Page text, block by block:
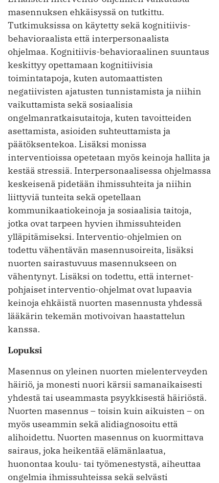
masennuksen ehkäisyssä on tutkittu.
Tutkimuksissa on käytetty sekä kognitiivis-
behavioraalista että interpersonaalista
ohjelmaa. Kognitiivis-behavioraalinen suuntaus
keskittyy opettamaan kognitiivisia
toimintatapoja, kuten automaattisten
negatiivisten ajatusten tunnistamista ja niihin
vaikuttamista sekä sosiaalisia
ongelmanratkaisutaitoja, kuten tavoitteiden
asettamista, asioiden suhteuttamista ja
päätöksen­tekoa. Lisäksi monissa
interventioissa opetetaan myös keinoja hallita ja
kestää stressiä. Interpersonaalisessa ohjelmassa
keskeisenä pidetään ihmissuhteita ja niihin
liittyviä tunteita sekä opetellaan
kommunikaatiokeinoja ja sosiaalisia taitoja,
jotka ovat tarpeen hyvien ihmissuhteiden
ylläpitämiseksi. Interventio-ohjelmien on
todettu vähentävän masennus­oireita, lisäksi
nuorten sairastuvuus masennukseen on
vähentynyt. Lisäksi on todettu, että internet-
pohjaiset interventio-ohjelmat ovat lupaavia
keinoja ehkäistä nuorten masennusta yhdessä
lääkärin tekemän motivoivan haastattelun
kanssa.
Lopuksi
Masennus on yleinen nuorten mielenterveyden
häiriö, ja monesti nuori kärsii samanaikaisesti
yhdestä tai useammasta psyykkisestä häiriöstä.
Nuorten masennus – toisin kuin aikuisten – on
myös useammin sekä alidiagnosoitu että
alihoidettu. Nuorten masennus on kuormittava
sairaus, joka heikentää elämänlaatua,
huonontaa koulu- tai työmenestystä, aiheuttaa
ongelmia ihmissuhteissa sekä selvästi